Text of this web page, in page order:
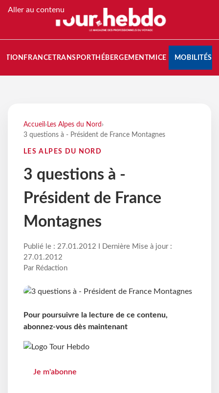
Aller au contenu
FRANCETRANSPORT HÉBERGEMENTMICE MOBILITÉS
Accueil › Les Alpes du Nord ›
3 questions à - Président de France Montagnes
LES ALPES DU NORD
3 questions à -
Président de France
Montagnes
Publié le : 27.01.2012 I Dernière Mise à jour :
27.01.2012
Par Rédaction
Pour poursuivre la lecture de ce contenu,
abonnez-vous dès maintenant
Je m'abonne